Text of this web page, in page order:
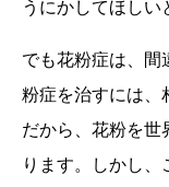
うにかしてほしい
でも花粉症は、間
粉症を治すには、
だから、花粉を世
ります。しかし、